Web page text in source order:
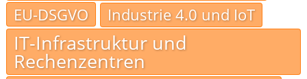
EU-DSGVO Industrie 4.0 und IoT
IT-Infrastruktur und
Rechenzentren